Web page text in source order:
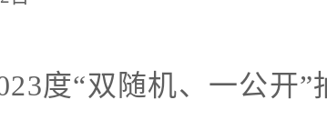
度“双随机、一公开”